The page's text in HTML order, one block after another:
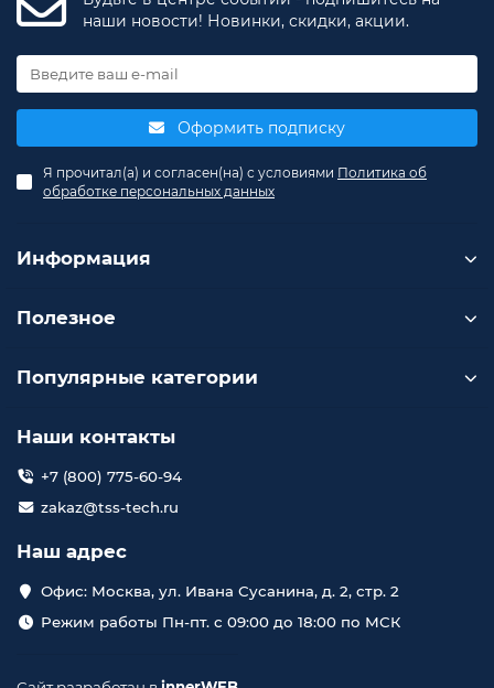
наши новости! Новинки, скидки, акции.
Оформить подписку
Я прочитал(а) и согласен(на) с условиями Политика об
обработке персональных данных
Информация
Полезное
Популярные категории
Наши контакты
+7 (800) 775-60-94
zakaz@tss-tech.ru
Наш адрес
Офис: Москва, ул. Ивана Сусанина, д. 2, стр. 2
Режим работы Пн-пт. с 09:00 до 18:00 по МСК